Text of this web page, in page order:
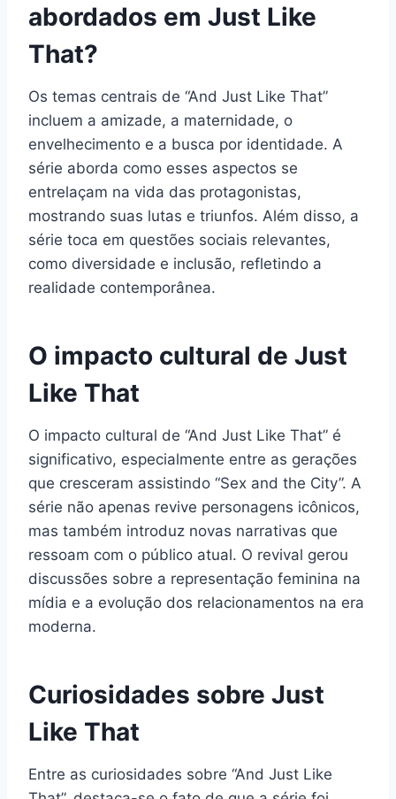
abordados em Just Like
That?
Os temas centrais de “And Just Like That”
incluem a amizade, a maternidade, o
envelhecimento e a busca por identidade. A
série aborda como esses aspectos se
entrelaçam na vida das protagonistas,
mostrando suas lutas e triunfos. Além disso, a
série toca em questões sociais relevantes,
como diversidade e inclusão, refletindo a
realidade contemporânea.
O impacto cultural de Just
Like That
O impacto cultural de “And Just Like That” é
significativo, especialmente entre as gerações
que cresceram assistindo “Sex and the City”. A
série não apenas revive personagens icônicos,
mas também introduz novas narrativas que
ressoam com o público atual. O revival gerou
discussões sobre a representação feminina na
mídia e a evolução dos relacionamentos na era
moderna.
Curiosidades sobre Just
Like That
Entre as curiosidades sobre “And Just Like